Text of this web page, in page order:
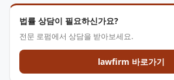
법률 상담이 필요하신가요?
전문 로펌에서 상담을 받아보세요.
lawfirm 바로가기